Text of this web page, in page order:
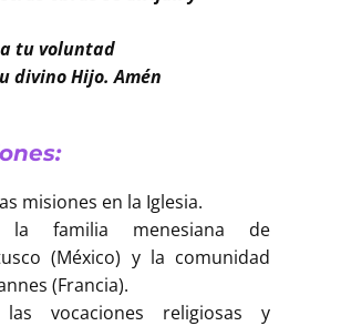
tu voluntad
divino Hijo. Amén
misiones en la Iglesia.
la familia menesiana de
(México) y la comunidad
(Francia).
vocaciones religiosas y